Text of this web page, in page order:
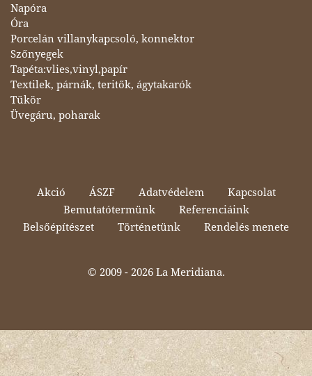
Napóra
Óra
Porcelán villanykapcsoló, konnektor
Szőnyegek
Tapéta:vlies,vinyl,papír
Textilek, párnák, teritők, ágytakarók
Tükör
Üvegáru, poharak
Akció ÁSZF Adatvédelem
Kapcsolat
Bemutatótermünk
Referenciáink
Belsőépítészet
Történetünk Rendelés menete
© 2009 - 2026 La Meridiana.